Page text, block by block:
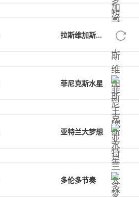
拉斯维加斯王牌
菲尼克斯水星
亚特兰大梦想
多伦多节奏